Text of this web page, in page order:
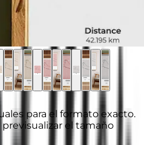
para el formato exacto.
previsualizar el tamaño